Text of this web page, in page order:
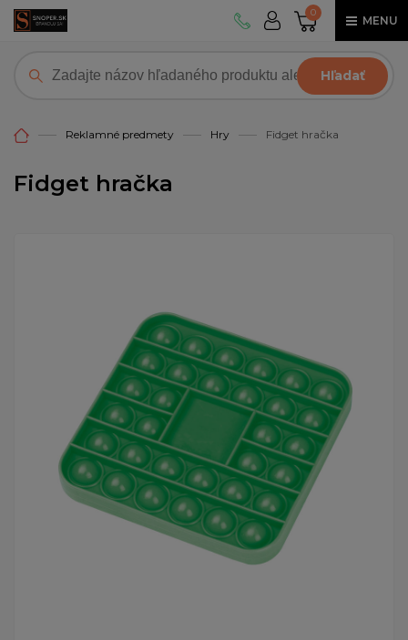
0
MENU
Hľadať
Reklamné predmety Hry Fidget hračka
Fidget hračka